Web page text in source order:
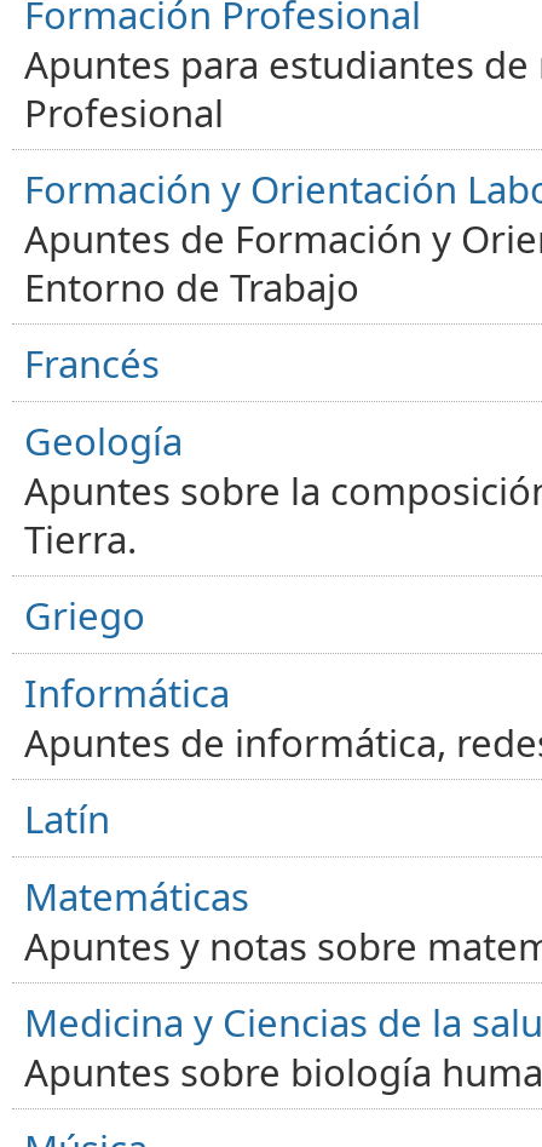
Formación Profesional
Apuntes para estudiantes
Profesional
Formación y Orientación
Apuntes de Formación y
Entorno de Trabajo
Francés
Geología
Apuntes sobre la
Tierra.
Griego
Informática
Apuntes de informática,
Latín
Matemáticas
Apuntes y notas sobre
Medicina y Ciencias de la
Apuntes sobre biología